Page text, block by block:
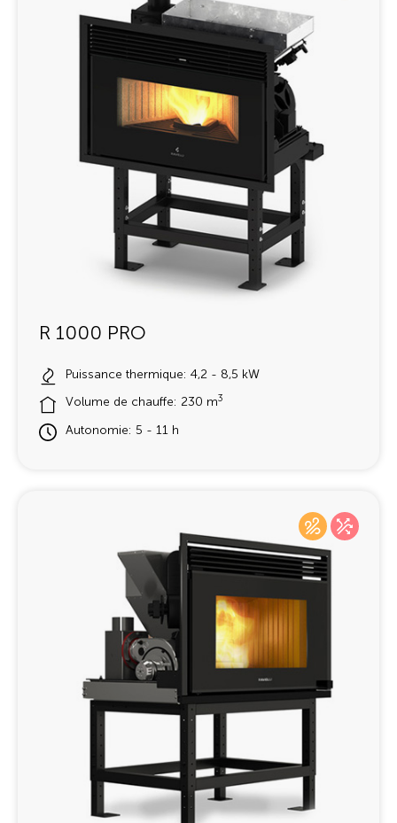
R 1000 PRO
Puissance thermique: 4,2 - 8,5 kW
Volume de chauffe: 230 m3
Autonomie: 5 - 11 h